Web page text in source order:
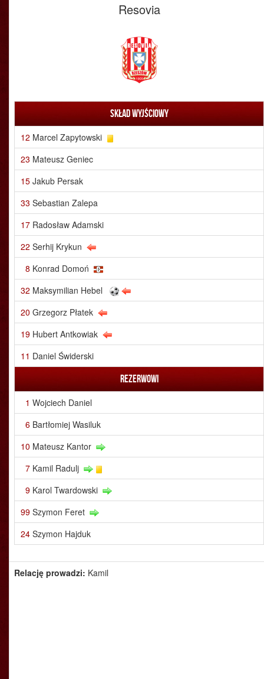
Resovia
Skład wyjściowy
12 Marcel Zapytowski
23 Mateusz Geniec
15 Jakub Persak
33 Sebastian Zalepa
17 Radosław Adamski
22 Serhij Krykun
8 Konrad Domoń
32 Maksymilian Hebel
20 Grzegorz Płatek
19 Hubert Antkowiak
11 Daniel Świderski
Rezerwowi
1 Wojciech Daniel
6 Bartłomiej Wasiluk
10 Mateusz Kantor
7 Kamil Radulj
9 Karol Twardowski
99 Szymon Feret
24 Szymon Hajduk
Relację prowadzi: Kamil